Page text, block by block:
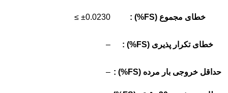
خطای مجموع (FS%) : ±0.0230 ≥
خطای تکرار پذیری (FS%) : –
حداقل خروجی بار مرده (FS%) : –